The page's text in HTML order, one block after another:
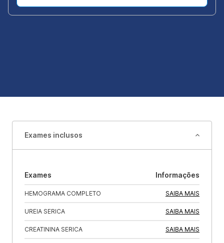
Exames inclusos
Exames Informações
HEMOGRAMA COMPLETO SAIBA MAIS
UREIA SERICA SAIBA MAIS
CREATININA SERICA SAIBA MAIS